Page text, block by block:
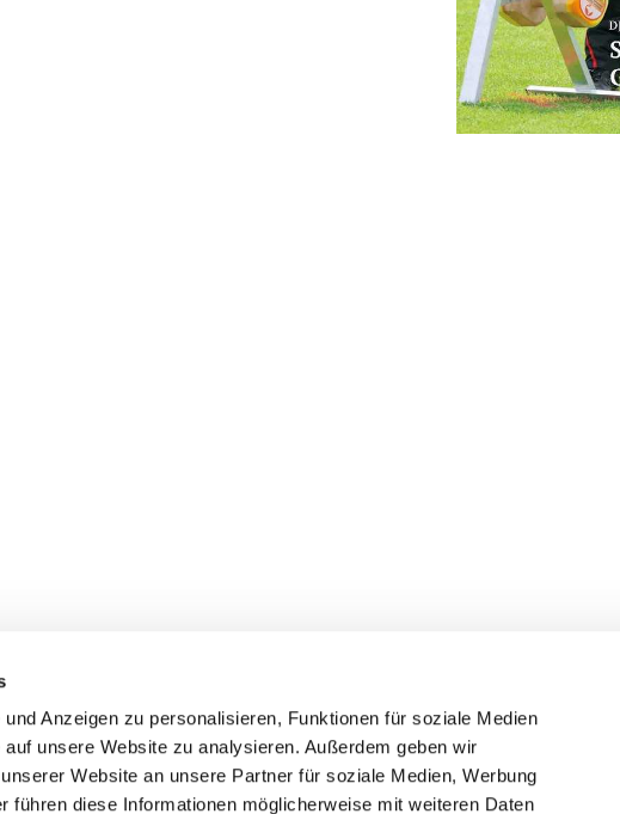
Anzeigen zu personalisieren, Funktionen für soziale Medien
unsere Website zu analysieren. Außerdem geben wir
Website an unsere Partner für soziale Medien, Werbung
führen diese Informationen möglicherweise mit weiteren Daten
Events Service